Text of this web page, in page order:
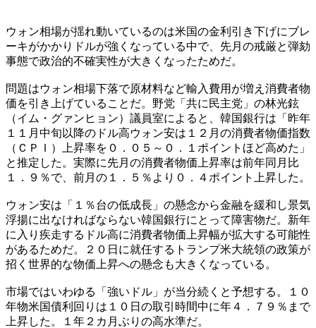
ウォン相場が揺れ動いているのは米国の金利引き下げにブレ
ーキがかかりドルが強くなっている中で、先月の戒厳と弾劾
事態で政治的不確実性が大きくなったためだ。
問題はウォン相場下落で原材料など輸入費用が増え消費者物
価を引き上げていることだ。野党「共に民主党」の林光鉉
（イム・グァンヒョン）議員室によると、韓国銀行は「昨年
１１月中旬以降のドル高ウォン安は１２月の消費者物価指数
（ＣＰＩ）上昇率を０．０５～０．１ポイントほど高めた」
と推定した。実際に先月の消費者物価上昇率は前年同月比
１．９％で、前月の１．５％より０．４ポイント上昇した。
ウォン安は「１％台の低成長」の懸念から金融を緩和し景気
浮揚に出なければならない韓国銀行にとって障害物だ。新年
に入り疾走するドル高に消費者物価上昇幅が拡大する可能性
があるためだ。２０日に就任するトランプ米大統領の政策が
招く世界的な物価上昇への懸念も大きくなっている。
市場ではいわゆる「強いドル」が当分続くと予想する。１０
年物米国債利回りは１０日の取引時間中に年４．７９％まで
上昇した。１年２カ月ぶりの高水準だ。